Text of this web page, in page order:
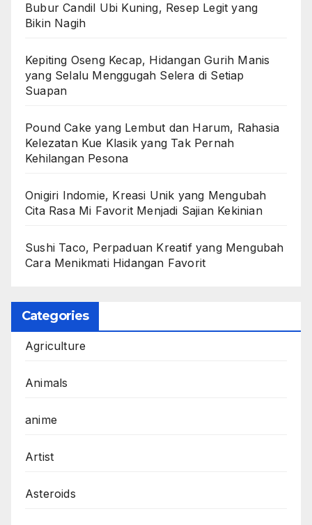
Bubur Candil Ubi Kuning, Resep Legit yang
Bikin Nagih
Kepiting Oseng Kecap, Hidangan Gurih Manis
yang Selalu Menggugah Selera di Setiap
Suapan
Pound Cake yang Lembut dan Harum, Rahasia
Kelezatan Kue Klasik yang Tak Pernah
Kehilangan Pesona
Onigiri Indomie, Kreasi Unik yang Mengubah
Cita Rasa Mi Favorit Menjadi Sajian Kekinian
Sushi Taco, Perpaduan Kreatif yang Mengubah
Cara Menikmati Hidangan Favorit
Categories
Agriculture
Animals
anime
Artist
Asteroids